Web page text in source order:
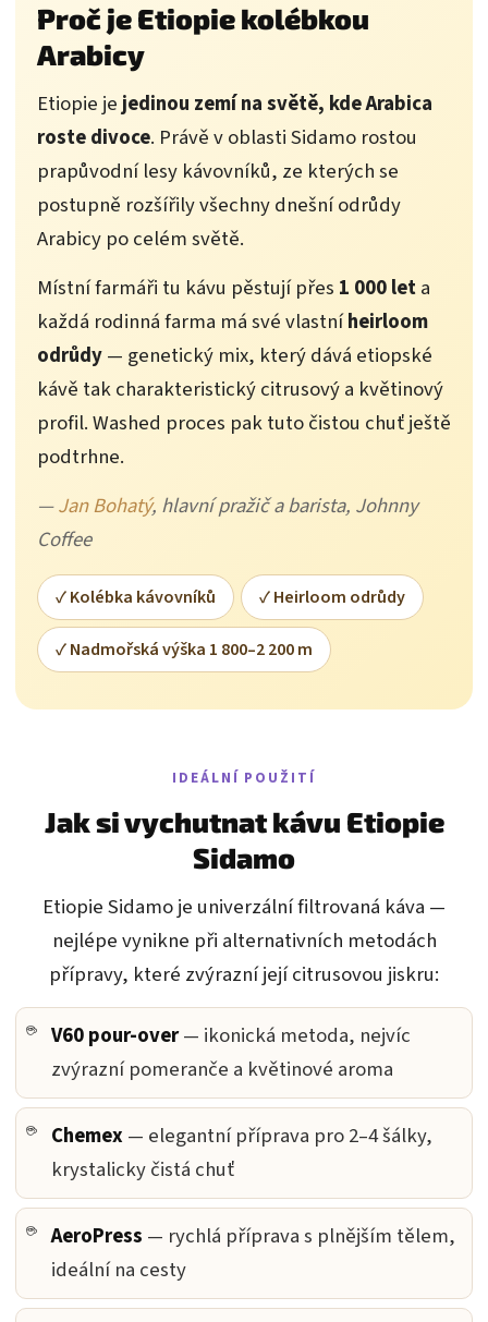
Proč je Etiopie kolébkou
Arabicy
Etiopie je jedinou zemí na světě, kde Arabica
roste divoce. Právě v oblasti Sidamo rostou
prapůvodní lesy kávovníků, ze kterých se
postupně rozšířily všechny dnešní odrůdy
Arabicy po celém světě.
Místní farmáři tu kávu pěstují přes 1 000 leta
každá rodinná farma má své vlastníheirloom
odrůdy— genetický mix, který dává etiopské
kávě tak charakteristický citrusový a květinový
profil. Washed proces pak tuto čistou chuť ještě
podtrhne.
—Jan Bohatý, hlavní pražič a barista, Johnny
Coffee
✓ Kolébka kávovníků ✓ Heirloom odrůdy
✓ Nadmořská výška 1 800–2 200 m
IDEÁLNÍ POUŽITÍ
Jak si vychutnat kávu Etiopie
Sidamo
Etiopie Sidamo je univerzální filtrovaná káva —
nejlépe vynikne při alternativních metodách
přípravy, které zvýrazní její citrusovou jiskru:
V60 pour-over— ikonická metoda, nejvíc
zvýrazní pomeranče a květinové aroma
Chemex — elegantní příprava pro 2–4 šálky,
krystalicky čistá chuť
AeroPress — rychlá příprava s plnějším tělem,
ideální na cesty